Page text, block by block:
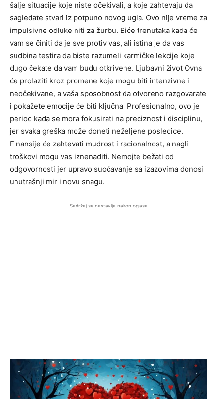
šalje situacije koje niste očekivali, a koje zahtevaju da
sagledate stvari iz potpuno novog ugla. Ovo nije vreme za
impulsivne odluke niti za žurbu. Biće trenutaka kada će
vam se činiti da je sve protiv vas, ali istina je da vas
sudbina testira da biste razumeli karmičke lekcije koje
dugo čekate da vam budu otkrivene. Ljubavni život Ovna
će prolaziti kroz promene koje mogu biti intenzivne i
neočekivane, a vaša sposobnost da otvoreno razgovarate
i pokažete emocije će biti ključna. Profesionalno, ovo je
period kada se mora fokusirati na preciznost i disciplinu,
jer svaka greška može doneti neželjene posledice.
Finansije će zahtevati mudrost i racionalnost, a nagli
troškovi mogu vas iznenaditi. Nemojte bežati od
odgovornosti jer upravo suočavanje sa izazovima donosi
unutrašnji mir i novu snagu.
Sadržaj se nastavlja nakon oglasa